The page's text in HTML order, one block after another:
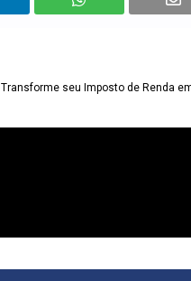
Transforme seu Imposto de Renda